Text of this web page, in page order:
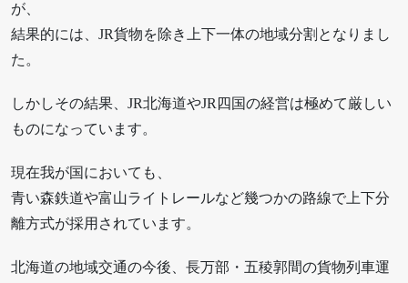
が、
結果的には、JR貨物を除き上下一体の地域分割となりまし
た。
しかしその結果、JR北海道やJR四国の経営は極めて厳しい
ものになっています。
現在我が国においても、
青い森鉄道や富山ライトレールなど幾つかの路線で上下分
離方式が採用されています。
北海道の地域交通の今後、長万部・五稜郭間の貨物列車運